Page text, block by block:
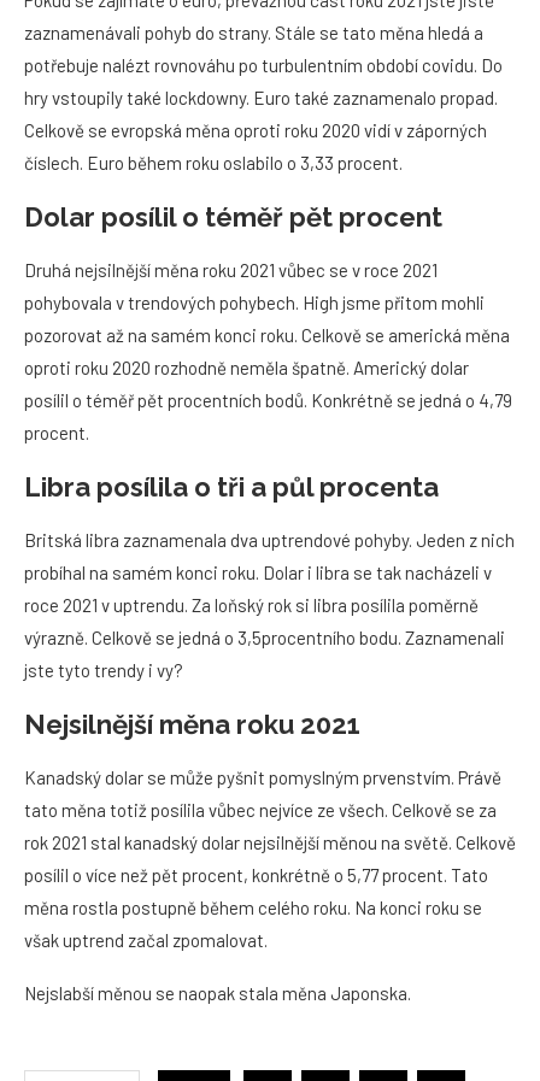
zaznamenávali pohyb do strany. Stále se tato měna hledá a
potřebuje nalézt rovnováhu po turbulentním období covidu. Do
hry vstoupily také lockdowny. Euro také zaznamenalo propad.
Celkově se evropská měna oproti roku 2020 vidí v záporných
číslech. Euro během roku oslabilo o 3,33 procent.
Dolar posílil o téměř pět procent
Druhá nejsilnější měna roku 2021 vůbec se v roce 2021
pohybovala v trendových pohybech. High jsme přitom mohli
pozorovat až na samém konci roku. Celkově se americká měna
oproti roku 2020 rozhodně neměla špatně. Americký dolar
posílil o téměř pět procentních bodů. Konkrétně se jedná o 4,79
procent.
Libra posílila o tři a půl procenta
Britská libra zaznamenala dva uptrendové pohyby. Jeden z nich
probíhal na samém konci roku. Dolar i libra se tak nacházeli v
roce 2021 v uptrendu. Za loňský rok si libra posílila poměrně
výrazně. Celkově se jedná o 3,5procentního bodu. Zaznamenali
jste tyto trendy i vy?
Nejsilnější měna roku 2021
Kanadský dolar se může pyšnit pomyslným prvenstvím. Právě
tato měna totiž posílila vůbec nejvíce ze všech. Celkově se za
rok 2021 stal kanadský dolar nejsilnější měnou na světě. Celkově
posílil o více než pět procent, konkrétně o 5,77 procent. Tato
měna rostla postupně během celého roku. Na konci roku se
však uptrend začal zpomalovat.
Nejslabší měnou se naopak stala měna Japonska.